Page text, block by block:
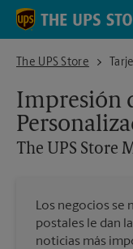
Skip to content
Return to Nav
The UPS Store
The UPS Store
Impresión
The UPS Store
Los negocios se
postales le dan
noticias más